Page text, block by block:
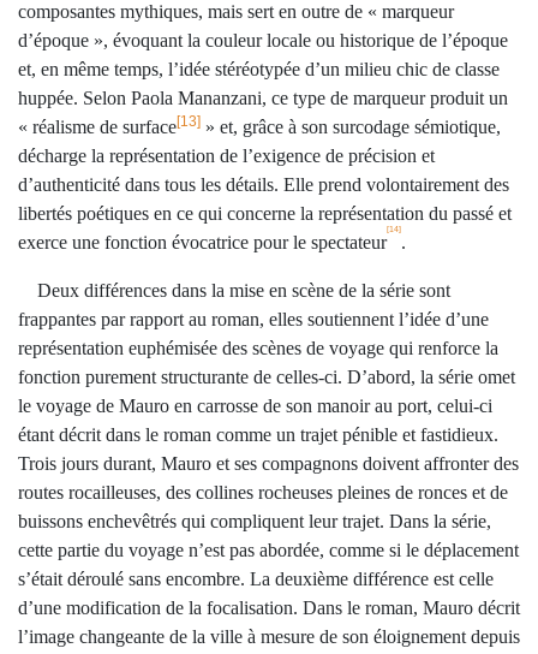
composantes mythiques, mais sert en outre de « marqueur
d’époque », évoquant la couleur locale ou historique de l’époque
et, en même temps, l’idée stéréotypée d’un milieu chic de classe
huppée. Selon Paola Mananzani, ce type de marqueur produit un
« réalisme de surface[13] » et, grâce à son surcodage sémiotique,
décharge la représentation de l’exigence de précision et
d’authenticité dans tous les détails. Elle prend volontairement des
libertés poétiques en ce qui concerne la représentation du passé et
exerce une fonction évocatrice pour le spectateur
[14]
.
Deux différences dans la mise en scène de la série sont
frappantes par rapport au roman, elles soutiennent l’idée d’une
représentation euphémisée des scènes de voyage qui renforce la
fonction purement structurante de celles-ci. D’abord, la série omet
le voyage de Mauro en carrosse de son manoir au port, celui-ci
étant décrit dans le roman comme un trajet pénible et fastidieux.
Trois jours durant, Mauro et ses compagnons doivent affronter des
routes rocailleuses, des collines rocheuses pleines de ronces et de
buissons enchevêtrés qui compliquent leur trajet. Dans la série,
cette partie du voyage n’est pas abordée, comme si le déplacement
s’était déroulé sans encombre. La deuxième différence est celle
d’une modification de la focalisation. Dans le roman, Mauro décrit
l’image changeante de la ville à mesure de son éloignement depuis